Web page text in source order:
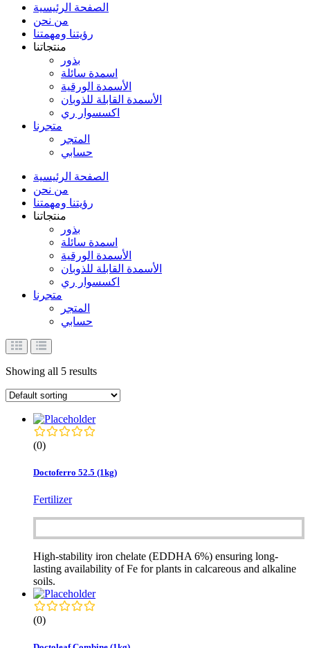
الصفحة الرئيسية
من نحن
رؤيتنا ومهمتنا
منتجاتنا
بذور
اسمدة سائلة
الأسمدة الورقية
الأسمدة القابلة للذوبان
اكسسوار ري
متجرنا
المتجر
حسابي
الصفحة الرئيسية
من نحن
رؤيتنا ومهمتنا
منتجاتنا
بذور
اسمدة سائلة
الأسمدة الورقية
الأسمدة القابلة للذوبان
اكسسوار ري
متجرنا
المتجر
حسابي
Showing all 5 results
(0)
Doctoferro 52.5 (1kg)
Fertilizer
High-stability iron chelate (EDDHA 6%) ensuring long-
lasting availability of Fe for plants in calcareous and alkaline
soils.
(0)